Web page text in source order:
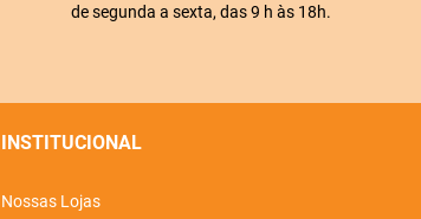
de segunda a sexta, das 9 h às 18h.
INSTITUCIONAL
Nossas Lojas